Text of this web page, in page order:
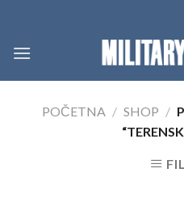
content
POČETNA / SHOP /